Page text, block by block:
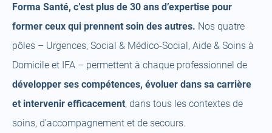
Forma Santé, c’est plus de 30 ans d’expertise pour
former ceux qui prennent soin des autres. Nos quatre
pôles – Urgences, Social & Médico‑Social, Aide & Soins à
Domicile et IFA – permettent à chaque professionnel de
développer ses compétences, évoluer dans sa carrière
et intervenir efficacement, dans tous les contextes de
soins, d’accompagnement et de secours.